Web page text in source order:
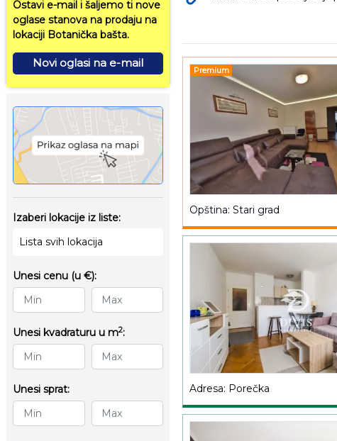
Ostavi e-mail i šaljemo ti nove
oglase stanova na prodaju na
lokaciji Botanička bašta.
Novi oglasi na e-mail
Izaberi lokacije iz liste:
Lista svih lokacija
Unesi cenu (u €):
Unesi kvadraturu u m2:
Unesi sprat:
Premium
Opština: Stari grad
Adresa: Porečka